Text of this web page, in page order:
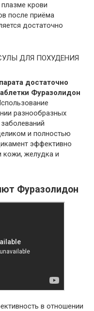
крови
после приёма
достаточно
ДЛЯ ПОХУДЕНИЯ
достаточно
Фуразолидон
разнообразных
и полностью
эффективно
кожи, желудка и
Фуразолидон
в отношении